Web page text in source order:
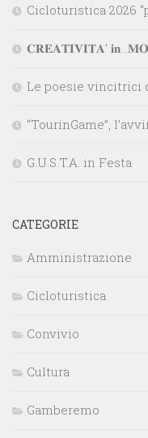
Cicloturistica 2026
𝐂𝐑𝐄𝐀𝐓𝐈𝐕𝐈𝐓𝐀’
Le poesie vincitrici
“TourinGame”,
G.U.S.T.A. in Festa
CATEGORIE
Amministrazione
Cicloturistica
Convivio
Cultura
Gamberemo